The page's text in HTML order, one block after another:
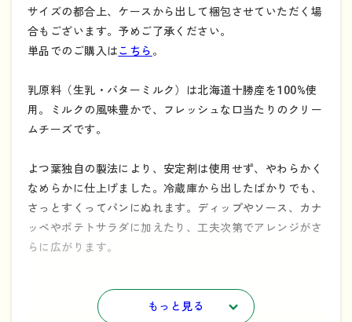
サイズの都合上、ケースから出して梱包させていただく場
合もございます。予めご了承ください。
単品でのご購入はこちら 。
乳原料（生乳・バターミルク）は北海道十勝産を100%使
用。ミルクの風味豊かで、フレッシュな口当たりのクリー
ムチーズです。
よつ葉独自の製法により、安定剤は使用せず、やわらかく
なめらかに仕上げました。冷蔵庫から出したばかりでも、
さっとすくってパンにぬれます。ディップやソース、カナ
ッペやポテトサラダに加えたり、工夫次第でアレンジがさ
らに広がります。
北海道十勝シリーズの原材料の生乳、チーズは北海道十勝
もっと見る